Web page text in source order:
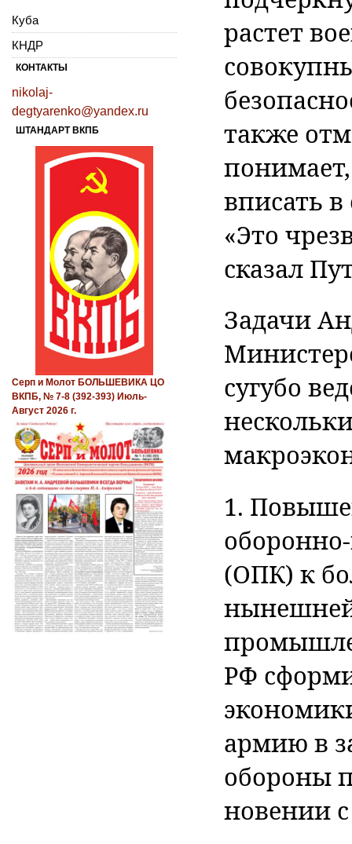
растет
также
вписать
«Это
сказал
Задачи
сугубо
1.
(ОПК) к
РФ
армию в
обороны
новении
Куба
КНДР
КОНТАКТЫ
nikolaj-
degtyarenko@yandex.ru
ШТАНДАРТ ВКПБ
Серп и Молот БОЛЬШЕВИКА ЦО
ВКПБ, № 7-8 (392-393) Июль-
Август 2026 г.